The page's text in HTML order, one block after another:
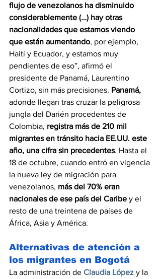
flujo de venezolanos ha disminuido
considerablemente (…) hay otras
nacionalidades que estamos viendo
que están aumentando, por ejemplo,
Haití y Ecuador, y estamos muy
pendientes de eso”, afirmó el
presidente de Panamá, Laurentino
Cortizo, sin más precisiones. Panamá,
adonde llegan tras cruzar la peligrosa
jungla del Darién procedentes de
Colombia, registra más de 210 mil
migrantes en tránsito hacia EE.UU. este
año, una cifra sin precedentes. Hasta el
18 de octubre, cuando entró en vigencia
la nueva ley de migración para
venezolanos, más del 70% eran
nacionales de ese país del Caribe y el
resto de una treintena de países de
África, Asia y América.
Alternativas de atención a
los migrantes en Bogotá
La administración de Claudia López y la